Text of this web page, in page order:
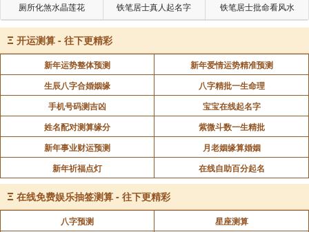
厕所化煞水晶莲花 铁笔居士真人起名字 铁笔居士批命看风水
Ξ 开运测算 - 往下更精彩
新年运势整体预测
新年爱情运势精准预测
生辰八字合婚姻缘
八字精批一生命理
手机号码测吉凶
宝宝在线起名字
姓名配对测算缘分
紫微斗数一生精批
新年事业财运预测
月老姻缘算婚姻
新年祈福点灯
在线自助百分起名
Ξ 在线免费娱乐抽签测算 - 往下更精彩
八字预测
星座测算